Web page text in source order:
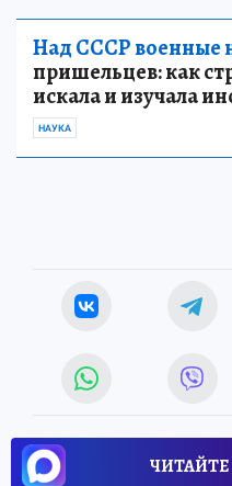
Над СССР военные
пришельцев: как
искала и изучала
НАУКА